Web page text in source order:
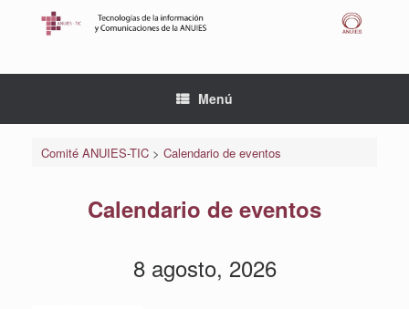
Menú
Comité ANUIES-TIC> Calendario de eventos
Calendario de eventos
8 agosto, 2026